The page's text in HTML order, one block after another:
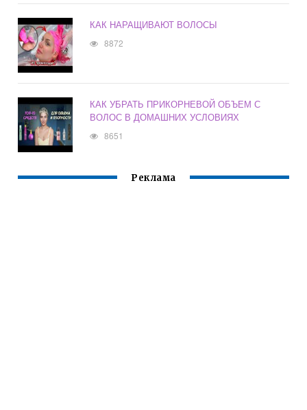
КАК НАРАЩИВАЮТ ВОЛОСЫ
8872
КАК УБРАТЬ ПРИКОРНЕВОЙ ОБЪЕМ С
ВОЛОС В ДОМАШНИХ УСЛОВИЯХ
8651
Реклама